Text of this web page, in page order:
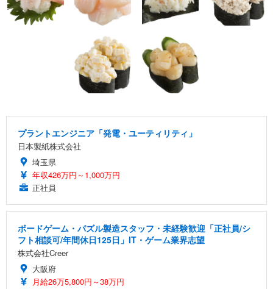
プラントエンジニア「発電・ユーティリティ」
日本製紙株式会社
埼玉県
年収426万円～1,000万円
正社員
ボードゲーム・パズル製造スタッフ・未経験歓迎「正社員/シ
フト相談可/年間休日125日」IT・ゲーム業界志望
株式会社Creer
大阪府
月給26万5,800円～38万円